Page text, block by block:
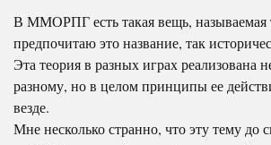
В ММОРПГ есть такая вещь, называемая
предпочитаю это название, так
Эта теория в разных играх реализована
разному, но в целом принципы ее
везде.
Мне несколько странно, что эту тему до